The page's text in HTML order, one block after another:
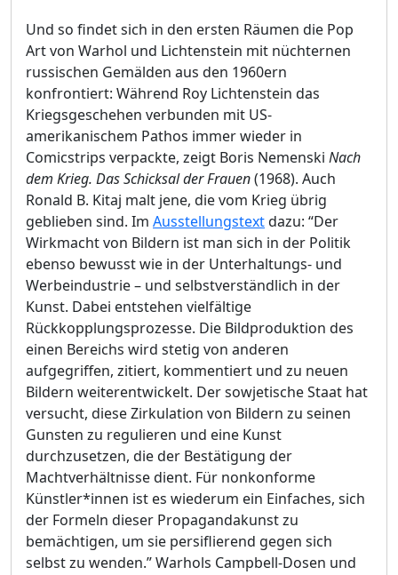
Und so findet sich in den ersten Räumen die Pop
Art von Warhol und Lichtenstein mit nüchternen
russischen Gemälden aus den 1960ern
konfrontiert: Während Roy Lichtenstein das
Kriegsgeschehen verbunden mit US-
amerikanischem Pathos immer wieder in
Comicstrips verpackte, zeigt Boris Nemenski Nach
dem Krieg. Das Schicksal der Frauen(1968). Auch
Ronald B. Kitaj malt jene, die vom Krieg übrig
geblieben sind. Im Ausstellungstextdazu: “Der
Wirkmacht von Bildern ist man sich in der Politik
ebenso bewusst wie in der Unterhaltungs- und
Werbeindustrie – und selbstverständlich in der
Kunst. Dabei entstehen vielfältige
Rückkopplungsprozesse. Die Bildproduktion des
einen Bereichs wird stetig von anderen
aufgegriffen, zitiert, kommentiert und zu neuen
Bildern weiterentwickelt. Der sowjetische Staat hat
versucht, diese Zirkulation von Bildern zu seinen
Gunsten zu regulieren und eine Kunst
durchzusetzen, die der Bestätigung der
Machtverhältnisse dient. Für nonkonforme
Künstler*innen ist es wiederum ein Einfaches, sich
der Formeln dieser Propagandakunst zu
bemächtigen, um sie persiflierend gegen sich
selbst zu wenden.” Warhols Campbell-Dosen und